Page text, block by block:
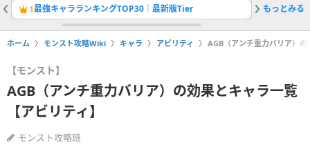
1最強キャラランキングTOP30｜最新版Tier 2彩獣神
もっとみる
ホーム モンスト攻略Wiki キャラ アビリティ AGB（アンチ重力バリア）
【モンスト】
AGB（アンチ重力バリア）の効果とキャラ一覧
【アビリティ】
モンスト攻略班